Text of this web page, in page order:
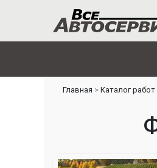
Главная Каталог работ